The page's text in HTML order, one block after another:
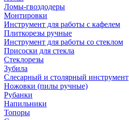
Ломы-гвоздодеры
Монтировки
Инструмент для работы с кафелем
Плиткорезы ручные
Инструмент для работы со стеклом
Присоски для стекла
Стеклорезы
Зубила
Слесарный и столярный инструмент
Ножовки (пилы ручные)
Рубанки
Напильники
Топоры